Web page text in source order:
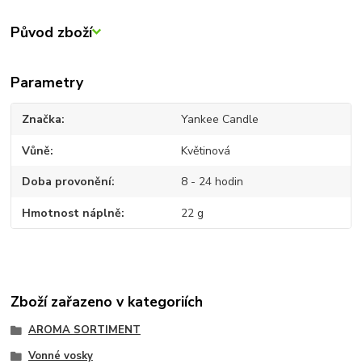
Původ zboží
Parametry
Značka Yankee Candle
Vůně Květinová
Doba provonění 8 - 24 hodin
Hmotnost náplně 22 g
Zboží zařazeno v kategoriích
AROMA SORTIMENT
Vonné vosky